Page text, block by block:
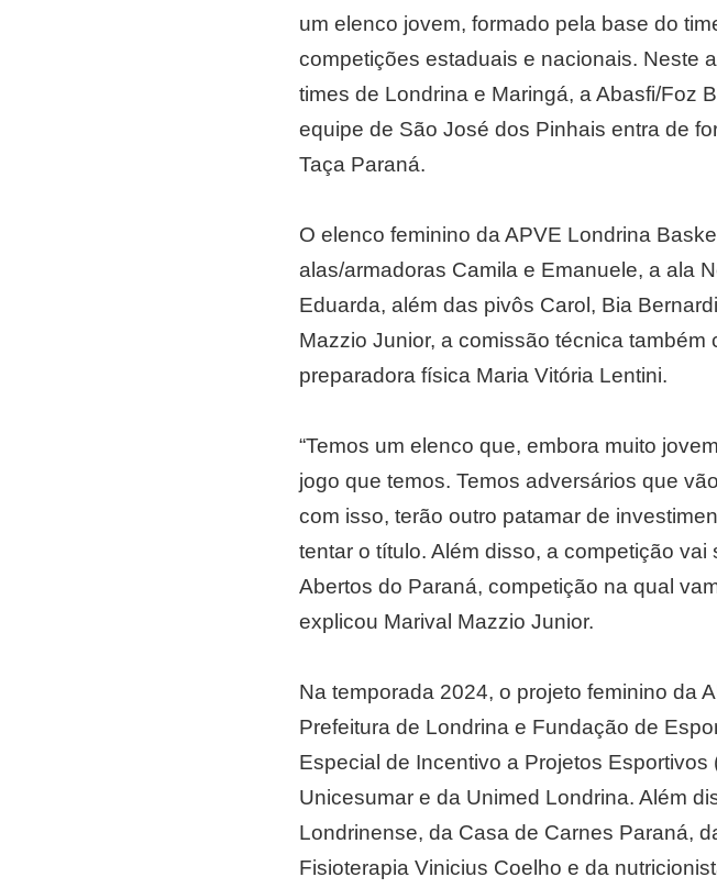
um elenco jovem, formado pela base do
competições estaduais e nacionais. Neste
times de Londrina e Maringá, a Abasfi/Foz
equipe de São José dos Pinhais entra de
Taça Paraná.
O elenco feminino da APVE Londrina
alas/armadoras Camila e Emanuele, a ala
Eduarda, além das pivôs Carol, Bia
Mazzio Junior, a comissão técnica
preparadora física Maria Vitória Lentini.
“Temos um elenco que, embora muito
jogo que temos. Temos adversários que
com isso, terão outro patamar de
tentar o título. Além disso, a competição
Abertos do Paraná, competição na qual
explicou Marival Mazzio Junior.
Na temporada 2024, o projeto feminino da
Prefeitura de Londrina e Fundação de
Especial de Incentivo a Projetos
Unicesumar e da Unimed Londrina. Além
Londrinense, da Casa de Carnes Paraná,
Fisioterapia Vinicius Coelho e da